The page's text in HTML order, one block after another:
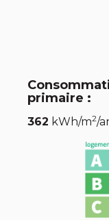
primaire :
362 kWh/m2/